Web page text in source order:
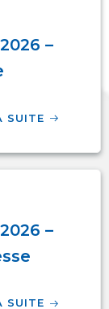
–
SUITE
–
SUITE